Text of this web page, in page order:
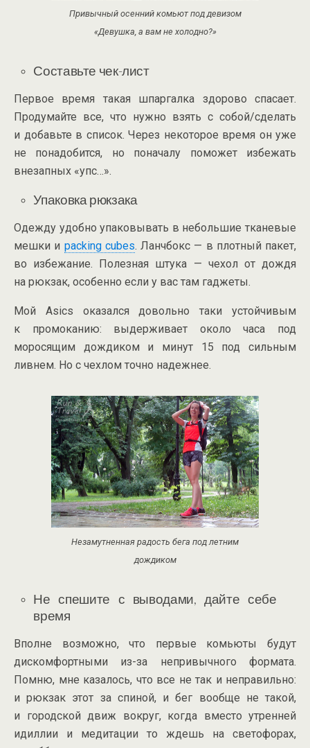
Привычный осенний комьют под девизом
«Девушка, а вам не холодно?»
Составьте чек-лист
Первое время такая шпаргалка здорово спасает.
Продумайте все, что нужно взять с собой/сделать
и добавьте в список. Через некоторое время он уже
не понадобится, но поначалу поможет избежать
внезапных «упс…».
Упаковка рюкзака
Одежду удобно упаковывать в небольшие тканевые
мешки и packing cubes. Ланчбокс — в плотный пакет,
во избежание. Полезная штука — чехол от дождя
на рюкзак, особенно если у вас там гаджеты.
Мой Asics оказался довольно таки устойчивым
к промоканию: выдерживает около часа под
моросящим дождиком и минут 15 под сильным
ливнем. Но с чехлом точно надежнее.
Незамутненная радость бега под летним
дождиком
Не спешите с выводами, дайте себе
время
Вполне возможно, что первые комьюты будут
дискомфортными из-за непривычного формата.
Помню, мне казалось, что все не так и неправильно:
и рюкзак этот за спиной, и бег вообще не такой,
и городской движ вокруг, когда вместо утренней
идиллии и медитации то ждешь на светофорах,